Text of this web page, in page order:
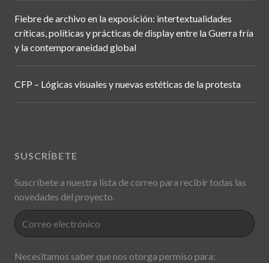
Fiebre de archivo en la exposición: intertextualidades
críticas, políticas y prácticas de display entre la Guerra fría
y la contemporaneidad global
CFP – Lógicas visuales y nuevas estéticas de la protesta
SUSCRÍBETE
Suscríbete a nuestra lista de correo para recibir todas las
novedades del proyecto.
Necesitamos saber que nos otorga permiso para: